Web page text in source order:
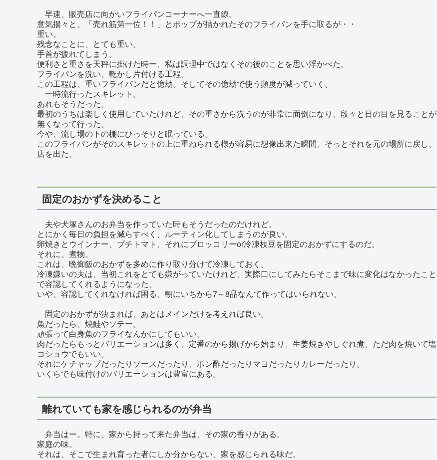
早速、販売店に向かいフライパンコーナーへ一直線。
意気揚々と、「売れ筋第一位！！」とポップが描かれたそのフライパンを手に取るが・・
重い。
残念なことに、とても重い。
手首が疲れてしまう。
便利さと重さを天秤に掛けた時ー、私は調理中ではなくその後のことを思い浮かべた。
フライパンを洗い、乾かし片付ける工程。
この工程は、重いフライパンだと億劫。そしてその億劫で使う頻度が減っていく。
一時流行ったスキレット。
あれもそうだった。
最初のうちは楽しく使用していたけれど、その重さから洗うのが非常に面倒になり、段々と日の目を見ることが
無くなって行った。
今や、流し場の下の棚にひっそりと眠っている。
このフライパンがそのスキレットの上に重ねられる様が容易に想像出来た瞬間、そっとそれを元の場所に戻し、
店を出た。
固定のおかずを決めること
夫や犬塚さんのお弁当を作っていた時もそうだったのだけれど。
とにかく毎日の負担を減らすべく、ルーティン化してしまうのが良い。
卵焼きとウインナー、プチトマト、それにブロッコリーor冷凍枝豆を固定のおかずにするのだ。
それに、煮物。
これは、晩御飯のおかずを多めに作り取り分けて冷凍しておく。
冷凍嫌いの夫は、当初これをとても嫌がっていたけれど、実際口にしてみたらそこまで味に変化はなかったこと
で容認してくれるようになった。
いや、容認してくれなければ困る。朝にいちから7～8品なんて作ってはいられない。
固定のおかずが決まれば、あとはメインだけを考えれば良い。
魚だったら、焼鮭やソテー。
頑張って白身魚のフライなんかにしてもいい。
肉だったらもっとバリエーションは多く、定番のから揚げから始まり、生姜焼きやしぐれ煮、ただ肉を焼いて塩
コショウでもいい。
それにケチャップだったりソースだったり、ポン酢だったりマヨだったりカレーだったり。
いくらでも味付けのバリエーションは豊富にある。
離れていても家を感じられるのが弁当
弁当はー。特に、家から持って来た弁当は、その家の香りがある。
家庭の味。
それは、そこで生まれ育った者にしか分からない、家を感じられる味だ。